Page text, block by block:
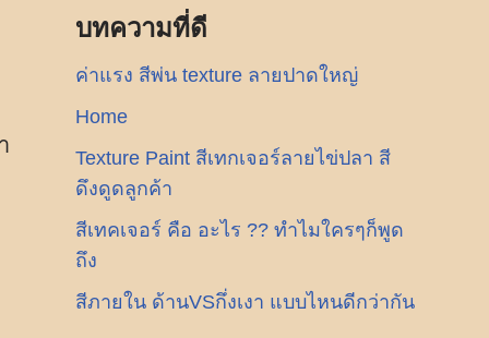
บทความที่ดี
ค่าแรง สีพ่น texture ลายปาดใหญ่
Home
Texture Paint สีเทกเจอร์ลายไข่ปลา สี
ดึงดูดลูกค้า
สีเทคเจอร์ คือ อะไร ?? ทำไมใครๆก็พูด
ถึง
สีภายใน ด้านVSกึ่งเงา แบบไหนดีกว่ากัน